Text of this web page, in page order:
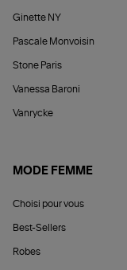
Ginette NY
Pascale Monvoisin
Stone Paris
Vanessa Baroni
Vanrycke
MODE FEMME
Choisi pour vous
Best-Sellers
Robes